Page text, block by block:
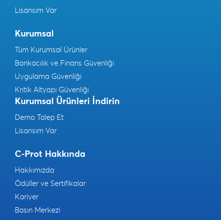
Lisansım Var
Kurumsal
Tüm Kurumsal Ürünler
Bankacılık ve Finans Güvenliği
Uygulama Güvenliği
Kritik Altyapı Güvenliği
Kurumsal Ürünleri İndirin
Demo Talep Et
Lisansım Var
C-Prot Hakkında
Hakkımızda
Ödüller ve Sertifikalar
Kariyer
Basın Merkezi